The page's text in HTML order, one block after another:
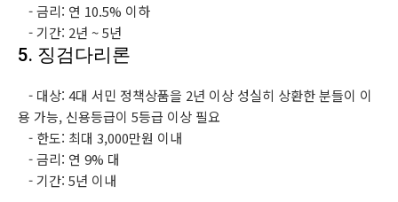
- 금리: 연 10.5% 이하
- 기간: 2년 ~ 5년
5. 징검다리론
- 대상: 4대 서민 정책상품을 2년 이상 성실히 상환한 분들이 이
용 가능, 신용등급이 5등급 이상 필요
- 한도: 최대 3,000만원 이내
- 금리: 연 9% 대
- 기간: 5년 이내